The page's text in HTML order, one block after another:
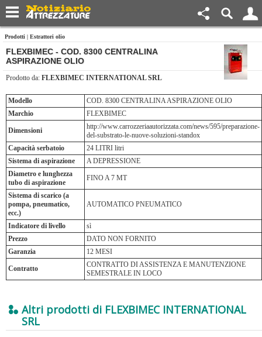
Prodotti | Estrattori olio
FLEXBIMEC - COD. 8300 CENTRALINA
ASPIRAZIONE OLIO
Prodotto da: FLEXBIMEC INTERNATIONAL SRL
Modello
COD. 8300 CENTRALINA ASPIRAZIONE OLIO
Marchio
FLEXBIMEC
Dimensioni
http://www.carrozzeriaautorizzata.com/news/595/preparazione-
del-substrato-le-nuove-soluzioni-standox
Capacità serbatoio
24 LITRI litri
Sistema di aspirazione
A DEPRESSIONE
Diametro e lunghezza
tubo di aspirazione
FINO A 7 MT
Sistema di scarico (a
pompa, pneumatico,
ecc.)
AUTOMATICO PNEUMATICO
Indicatore di livello
sì
Prezzo
DATO NON FORNITO
Garanzia
12 MESI
Contratto
CONTRATTO DI ASSISTENZA E MANUTENZIONE
SEMESTRALE IN LOCO
Altri prodotti di FLEXBIMEC INTERNATIONAL
SRL